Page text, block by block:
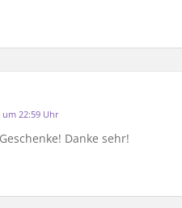
22:59 Uhr
Danke sehr!